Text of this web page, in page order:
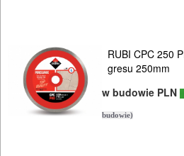
250mm
300mm
350mm
RUBI CPC 250
gresu 250mm
w budowie PLN
budowie)